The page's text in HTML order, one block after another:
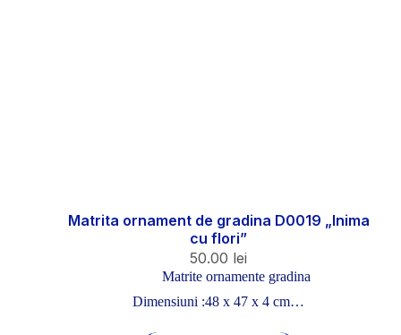
Matrita ornament de gradina D0019 „Inima
cu flori”
50.00 lei
Matrite ornamente gradina
Dimensiuni :48 x 47 x 4 cm…